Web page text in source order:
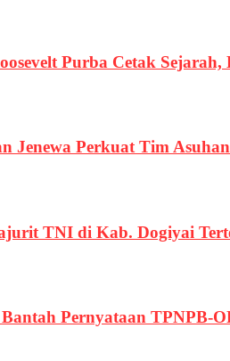
Purba Cetak
Jenewa Perkuat Tim
TNI di Kab. Dogiyai
Pernyataan TPNPB-